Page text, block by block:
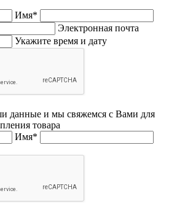
Имя*
Электронная почта
Укажите время и дату
данные и мы свяжемся с Вами для
товара
Имя*